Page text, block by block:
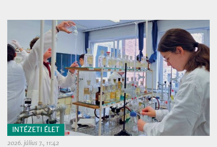
INTÉZETI ÉLET
2026. július 7., 11:42